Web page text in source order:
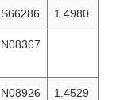
1.4980
S66286
N08367
1.4529
N08926